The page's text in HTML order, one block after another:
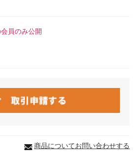
員のみ公開
商品についてお問い合わせする